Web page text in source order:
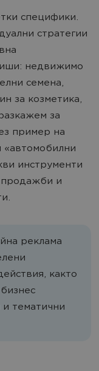
специфики.
стратегии
недвижимо
семена,
за козметика,
за
пример на
«автомобилни
инструменти
продажби и
реклама
както
тематични